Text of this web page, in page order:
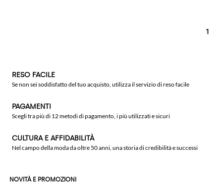
1
RESO FACILE
Se non sei soddisfatto del tuo acquisto, utilizza il servizio di reso facile
PAGAMENTI
Scegli tra più di 12 metodi di pagamento, i più utilizzati e sicuri
CULTURA E AFFIDABILITÀ
Nel campo della moda da oltre 50 anni, una storia di credibilità e successi
NOVITÀ E PROMOZIONI